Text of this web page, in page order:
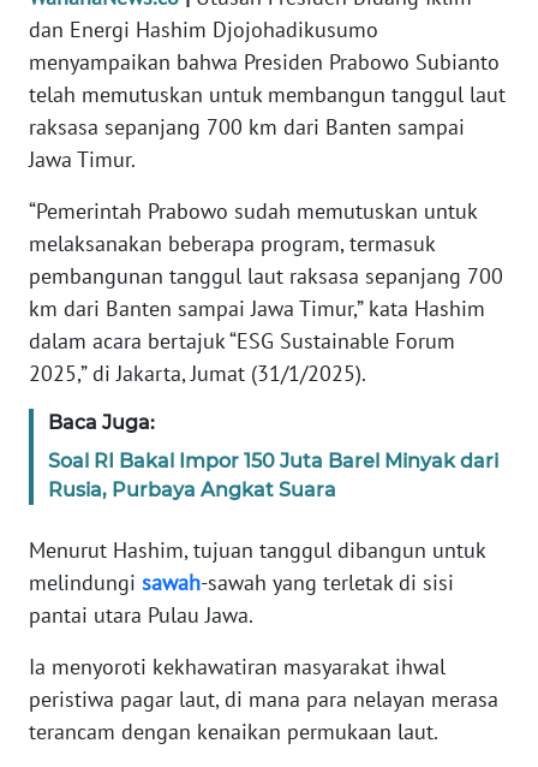
dan Energi Hashim Djojohadikusumo
menyampaikan bahwa Presiden Prabowo Subianto
telah memutuskan untuk membangun tanggul laut
raksasa sepanjang 700 km dari Banten sampai
Jawa Timur.
“Pemerintah Prabowo sudah memutuskan untuk
melaksanakan beberapa program, termasuk
pembangunan tanggul laut raksasa sepanjang 700
km dari Banten sampai Jawa Timur,” kata Hashim
dalam acara bertajuk “ESG Sustainable Forum
2025,” di Jakarta, Jumat (31/1/2025).
Baca Juga:
Soal RI Bakal Impor 150 Juta Barel Minyak dari
Rusia, Purbaya Angkat Suara
Menurut Hashim, tujuan tanggul dibangun untuk
melindungi sawah-sawah yang terletak di sisi
pantai utara Pulau Jawa.
Ia menyoroti kekhawatiran masyarakat ihwal
peristiwa pagar laut, di mana para nelayan merasa
terancam dengan kenaikan permukaan laut.
Informasi
INDEKS
BERITA
KONTAK
INFO
IKLAN
TENTANG
KAMI
PEDOMAN
SIBER
KARIR
DISCLAIMER
Wahana
News